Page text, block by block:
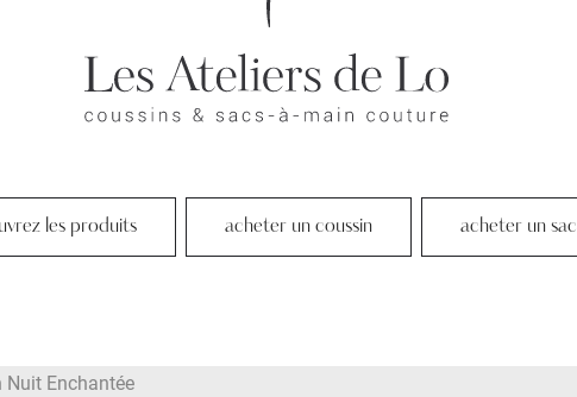
les produits acheter un coussin acheter un sac
Nuit Enchantée